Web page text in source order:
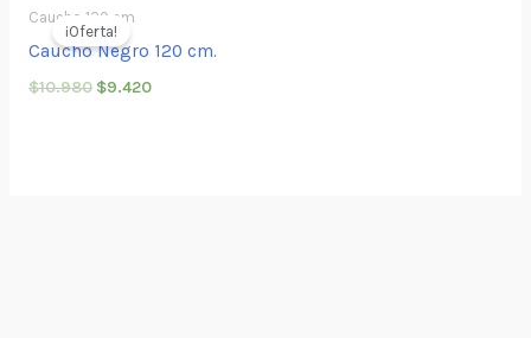
¡Oferta!
Caucho 120 cm
Caucho Negro 120 cm.
$10.980 $9.420